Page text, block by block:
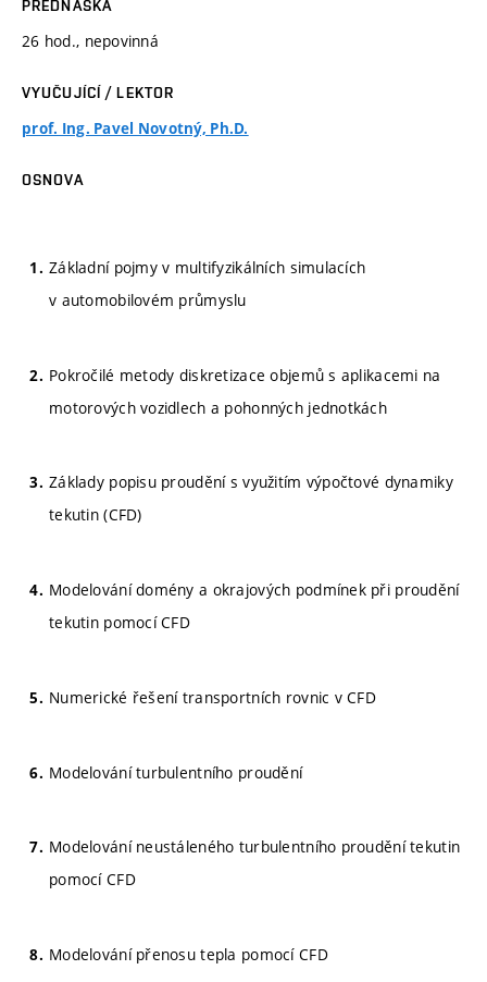
PŘEDNÁŠKA
26 hod., nepovinná
VYUČUJÍCÍ / LEKTOR
prof. Ing. Pavel Novotný, Ph.D.
OSNOVA
Základní pojmy v multifyzikálních simulacích
v automobilovém průmyslu
Pokročilé metody diskretizace objemů s aplikacemi na
motorových vozidlech a pohonných jednotkách
Základy popisu proudění s využitím výpočtové dynamiky
tekutin (CFD)
Modelování domény a okrajových podmínek při proudění
tekutin pomocí CFD
Numerické řešení transportních rovnic v CFD
Modelování turbulentního proudění
Modelování neustáleného turbulentního proudění tekutin
pomocí CFD
Modelování přenosu tepla pomocí CFD